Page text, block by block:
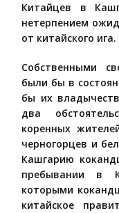
Китайцев в
нетерпением
от китайского ига.
Собственными
были бы в
бы их
два
коренных
черногорцев и
Кашгарию
пребывании в
которыми
китайское